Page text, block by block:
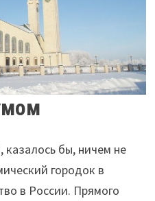
бы, ничем не
городок в
в России. Прямого